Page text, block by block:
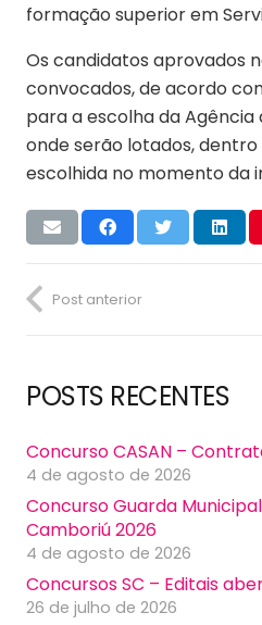
formação superior em
Os candidatos aprovados
convocados, de acordo
para a escolha da Agência
onde serão lotados,
escolhida no momento da
Post anterior
POSTS RECENTES
Concurso CASAN –
4 de agosto de 2026
Concurso Guarda
Camboriú 2026
4 de agosto de 2026
Concursos SC – Editais
26 de julho de 2026